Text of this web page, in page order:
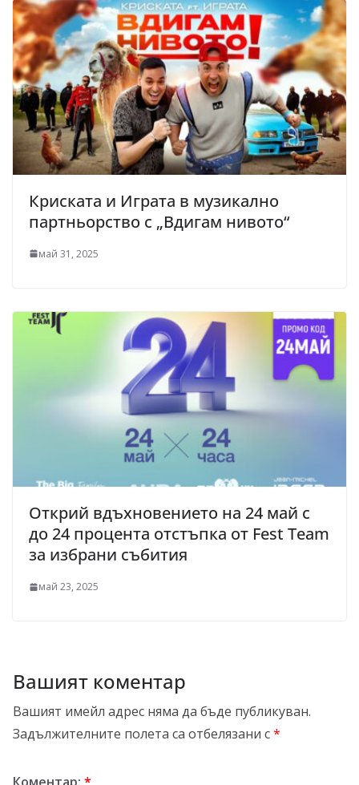
Криската и Играта в музикално
партньорство с „Вдигам нивото“
май 31, 2025
Открий вдъхновението на 24 май с
до 24 процента отстъпка от Fest Team
за избрани събития
май 23, 2025
Вашият коментар
Вашият имейл адрес няма да бъде публикуван.
Задължителните полета са отбелязани с*